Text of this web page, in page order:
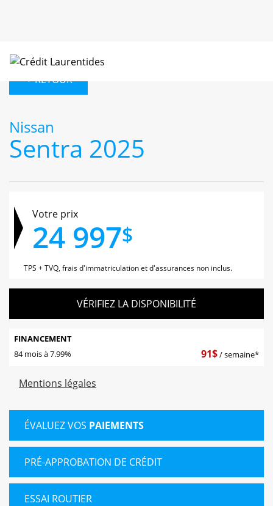
< RETOUR
Nissan
Sentra 2025
Votre prix
24 997$
TPS + TVQ, frais d'immatriculation et d'assurances non inclus.
VÉRIFIEZ LA DISPONIBILITÉ
FINANCEMENT
84 mois à 7.99%
91$/ semaine*
Mentions légales
ÉVALUEZ VOS PAIEMENTS
PRÉ-APPROBATION DE CRÉDIT
ESSAI ROUTIER